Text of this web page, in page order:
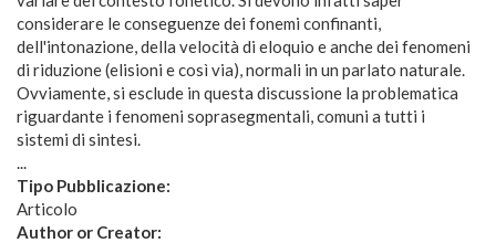
considerare le conseguenze dei fonemi confinanti,
dell'intonazione, della velocità di eloquio e anche dei fenomeni
di riduzione (elisioni e così via), normali in un parlato naturale.
Ovviamente, si esclude in questa discussione la problematica
riguardante i fenomeni soprasegmentali, comuni a tutti i
sistemi di sintesi.
Tipo Pubblicazione:
Articolo
Author or Creator: